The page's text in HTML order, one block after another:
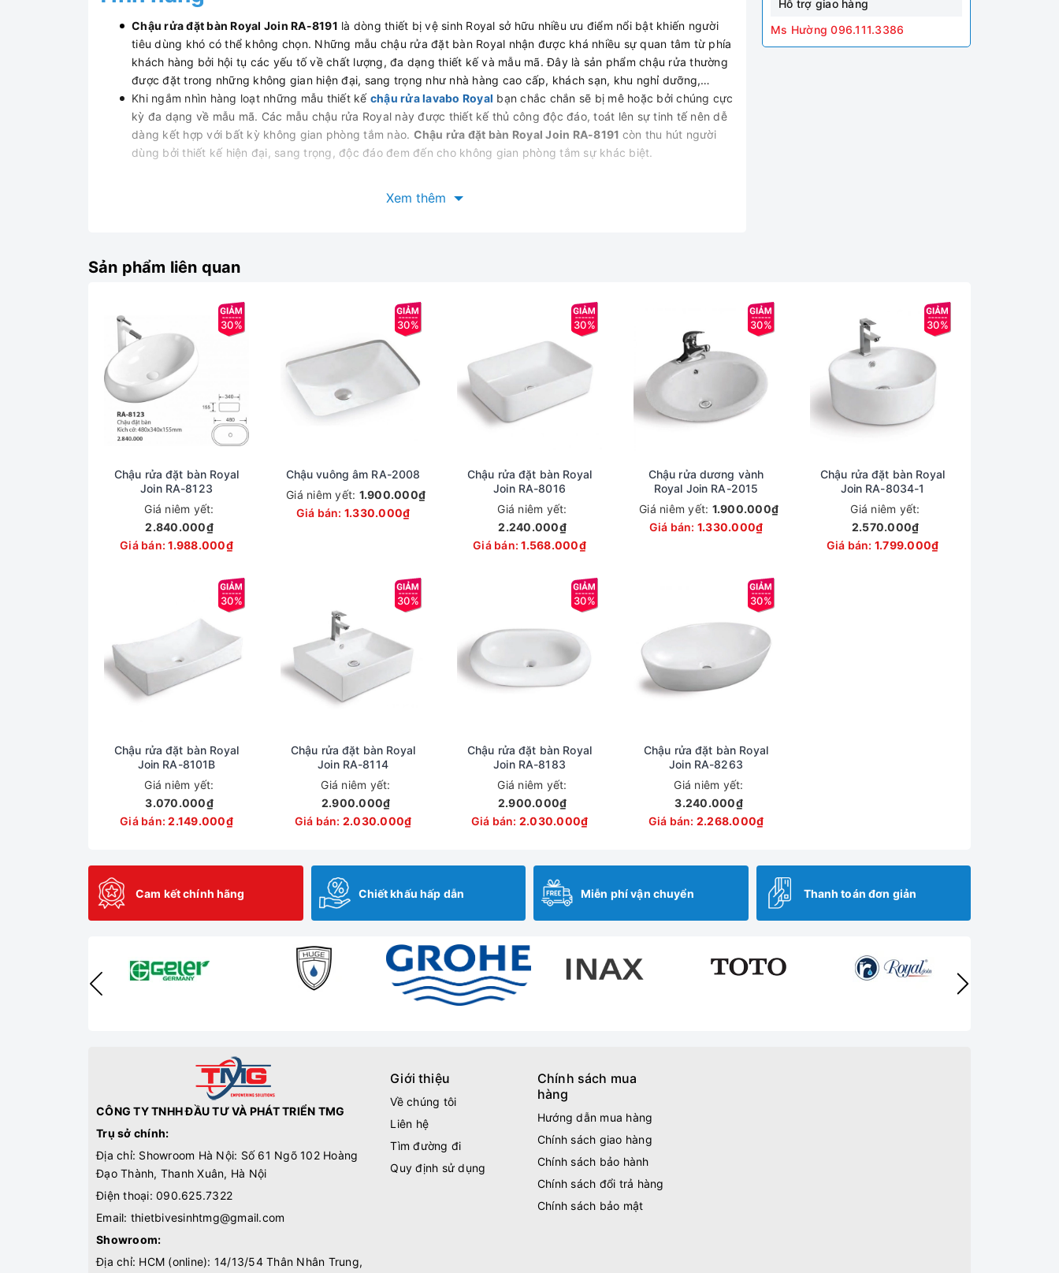
Chậu rửa đặt bàn Royal Join RA-8191 là dòng thiết bị vệ sinh Royal sở hữu nhiều ưu điểm nổi bật khiến người
tiêu dùng khó có thể không chọn. Những mẫu chậu rửa đặt bàn Royal nhận được khá nhiều sự quan tâm từ phía
khách hàng bởi hội tụ các yếu tố về chất lượng, đa dạng thiết kế và mẫu mã. Đây là sản phẩm chậu rửa thường
được đặt trong những không gian hiện đại, sang trọng như nhà hàng cao cấp, khách sạn, khu nghỉ dưỡng,…
Khi ngắm nhìn hàng loạt những mẫu thiết kế chậu rửa lavabo Royal bạn chắc chắn sẽ bị mê hoặc bởi chúng cực
kỳ đa dạng về mẫu mã. Các mẫu chậu rửa Royal này được thiết kế thủ công độc đáo, toát lên sự tinh tế nên dễ
dàng kết hợp với bất kỳ không gian phòng tắm nào. Chậu rửa đặt bàn Royal Join RA-8191 còn thu hút người
dùng bởi thiết kế hiện đại, sang trọng, độc đáo đem đến cho không gian phòng tắm sự khác biệt.
Xem thêm
Hỗ trợ giao hàng
Ms Hường 096.111.3386
Sản phẩm liên quan
30%
Chậu rửa đặt bàn Royal
Join RA-8123
Giá niêm yết:
2.840.000₫
Giá bán:1.988.000₫
30%
Chậu vuông âm RA-2008
Giá niêm yết: 1.900.000₫
Giá bán: 1.330.000₫
30%
Chậu rửa đặt bàn Royal
Join RA-8016
Giá niêm yết:
2.240.000₫
Giá bán:1.568.000₫
30%
Chậu rửa dương vành
Royal Join RA-2015
Giá niêm yết: 1.900.000₫
Giá bán: 1.330.000₫
30%
Chậu rửa đặt bàn Royal
Join RA-8034-1
Giá niêm yết:
2.570.000₫
Giá bán: 1.799.000₫
30%
Chậu rửa đặt bàn Royal
Join RA-8101B
Giá niêm yết:
3.070.000₫
Giá bán:2.149.000₫
30%
Chậu rửa đặt bàn Royal
Join RA-8114
Giá niêm yết:
2.900.000₫
Giá bán: 2.030.000₫
30%
Chậu rửa đặt bàn Royal
Join RA-8183
Giá niêm yết:
2.900.000₫
Giá bán: 2.030.000₫
30%
Chậu rửa đặt bàn Royal
Join RA-8263
Giá niêm yết:
3.240.000₫
Giá bán: 2.268.000₫
Cam kết chính hãng Chiết khấu hấp dẫn Miễn phí vận chuyển Thanh toán đơn giản
CÔNG TY TNHH ĐẦU TƯ VÀ PHÁT TRIỂN TMG
Trụ sở chính:
Địa chỉ: Showroom Hà Nội: Số 61 Ngõ 102 Hoàng
Đạo Thành, Thanh Xuân, Hà Nội
Điện thoại: 090.625.7322
Email: thietbivesinhtmg@gmail.com
Showroom:
Địa chỉ: HCM (online): 14/13/54 Thân Nhân Trung,
Giới thiệu
Về chúng tôi
Liên hệ
Tìm đường đi
Quy định sử dụng
Chính sách mua
hàng
Hướng dẫn mua hàng
Chính sách giao hàng
Chính sách bảo hành
Chính sách đổi trả hàng
Chính sách bảo mật